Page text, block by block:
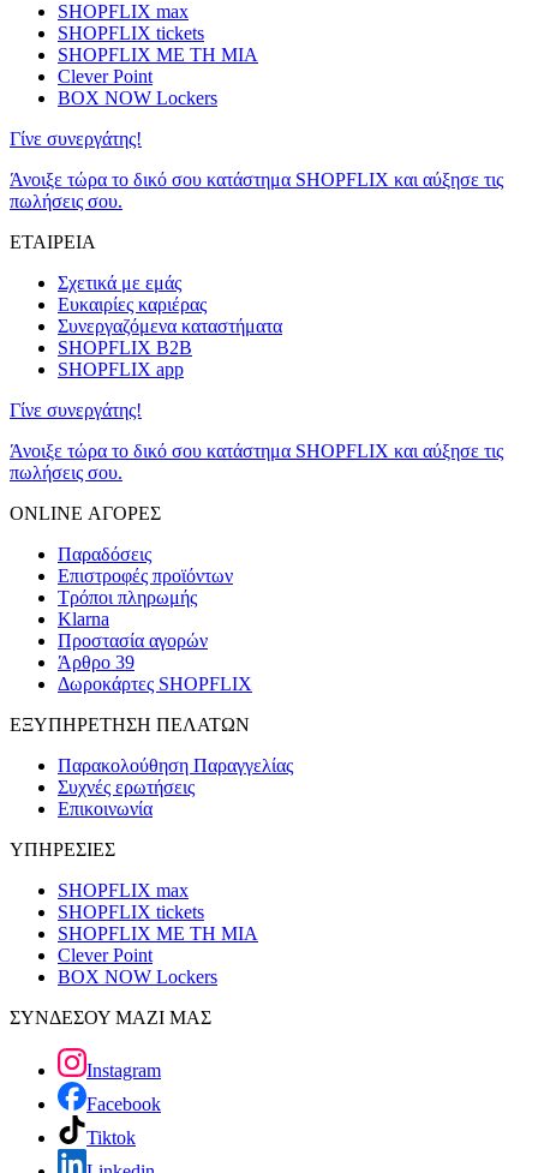
SHOPFLIX max
SHOPFLIX tickets
SHOPFLIX ΜΕ ΤΗ ΜΙΑ
Clever Point
BOX NOW Lockers
Γίνε συνεργάτης!
Άνοιξε τώρα το δικό σου κατάστημα SHOPFLIX και αύξησε τις
πωλήσεις σου.
ΕΤΑΙΡΕΙΑ
Σχετικά με εμάς
Ευκαιρίες καριέρας
Συνεργαζόμενα καταστήματα
SHOPFLIX B2B
SHOPFLIX app
Γίνε συνεργάτης!
Άνοιξε τώρα το δικό σου κατάστημα SHOPFLIX και αύξησε τις
πωλήσεις σου.
ONLINE ΑΓΟΡΕΣ
Παραδόσεις
Επιστροφές προϊόντων
Τρόποι πληρωμής
Klarna
Προστασία αγορών
Άρθρο 39
Δωροκάρτες SHOPFLIX
ΕΞΥΠΗΡΕΤΗΣΗ ΠΕΛΑΤΩΝ
Παρακολούθηση Παραγγελίας
Συχνές ερωτήσεις
Επικοινωνία
ΥΠΗΡΕΣΙΕΣ
SHOPFLIX max
SHOPFLIX tickets
SHOPFLIX ΜΕ ΤΗ ΜΙΑ
Clever Point
BOX NOW Lockers
ΣΥΝΔΕΣΟΥ ΜΑΖΙ ΜΑΣ
Instagram
Facebook
Tiktok